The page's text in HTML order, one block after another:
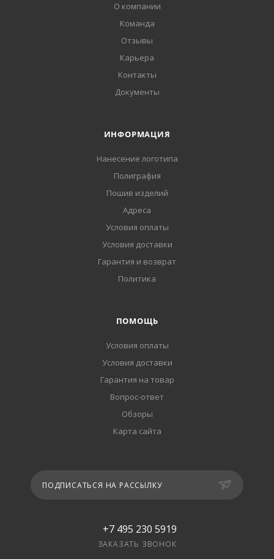
О компании
Команда
Отзывы
Карьера
Контакты
Документы
ИНФОРМАЦИЯ
Нанесение логотипа
Полиграфия
Пошив изделий
Адреса
Условия оплаты
Условия доставки
Гарантия и возврат
Политика
ПОМОЩЬ
Условия оплаты
Условия доставки
Гарантия на товар
Вопрос-ответ
Обзоры
Карта сайта
ПОДПИСАТЬСЯ НА РАССЫЛКУ
+7 495 230 5919
ЗАКАЗАТЬ ЗВОНОК